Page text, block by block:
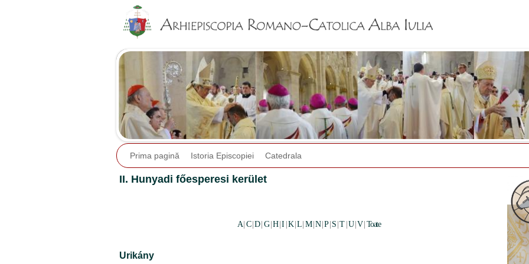
Prima pagină Istoria Episcopiei Catedrala
II. Hunyadi főesperesi kerület
A C |D G H |I K |L M |N |P S |T U |V Toate
Urikány